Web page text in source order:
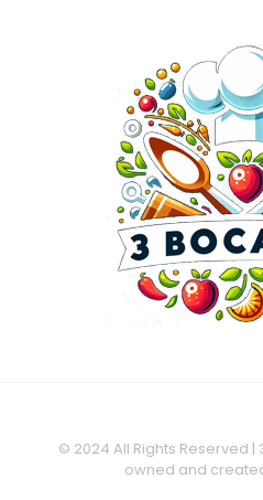
© 2024 All Rights Reserved
owned and